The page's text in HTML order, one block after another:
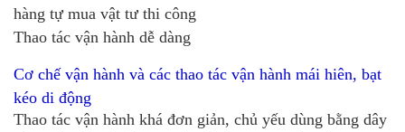
hàng tự mua vật tư thi công
Thao tác vận hành dễ dàng
Cơ chế vận hành và các thao tác vận hành mái hiên, bạt
kéo di động
Thao tác vận hành khá đơn giản, chủ yếu dùng bằng dây